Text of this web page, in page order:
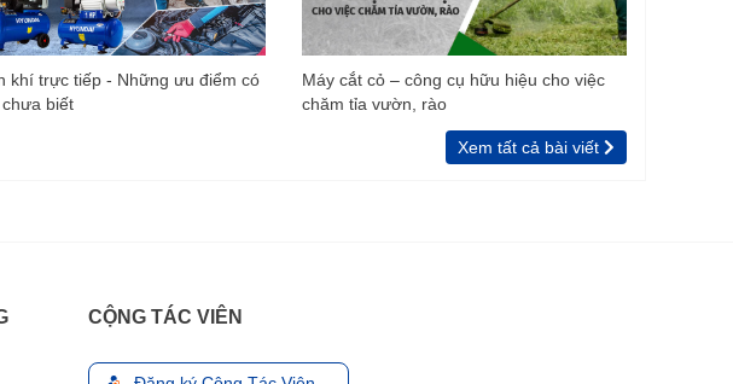
khí trực tiếp - Những ưu điểm có
biết
Máy cắt cỏ – công cụ hữu hiệu cho việc
chăm tỉa vườn, rào
Xem tất cả bài viết
CỘNG TÁC VIÊN